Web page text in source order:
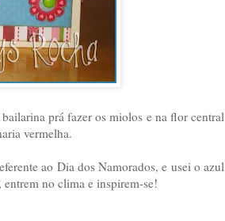
prá fazer os miolos e na flor central
vermelha.
ao Dia dos Namorados, e usei o azul
no clima e inspirem-se!